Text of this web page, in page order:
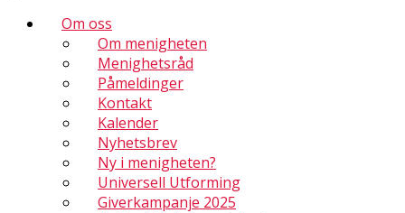
Om oss
Om menigheten
Menighetsråd
Påmeldinger
Kontakt
Kalender
Nyhetsbrev
Ny i menigheten?
Universell Utforming
Giverkampanje 2025